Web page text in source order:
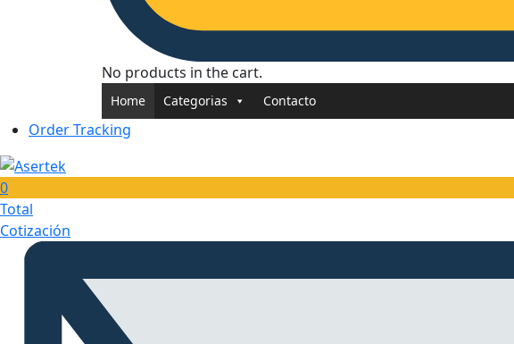
No products in the cart.
Home Categorias Contacto
Order Tracking
0
Total
Cotización